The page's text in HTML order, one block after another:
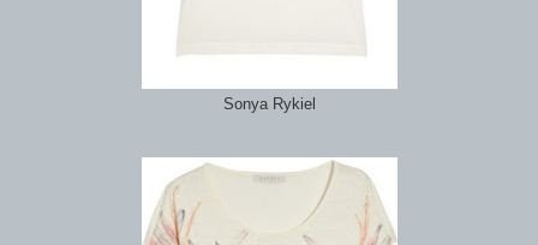
Sonya Rykiel